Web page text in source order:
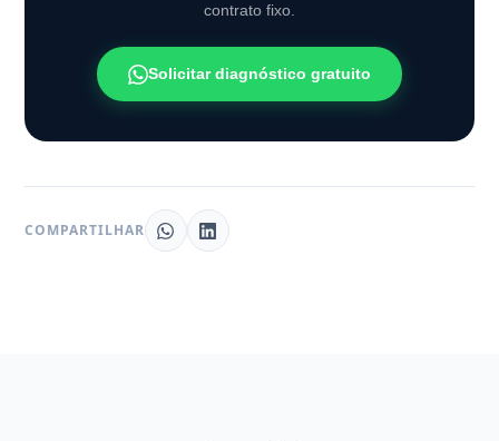
contrato fixo.
Solicitar diagnóstico gratuito
COMPARTILHAR